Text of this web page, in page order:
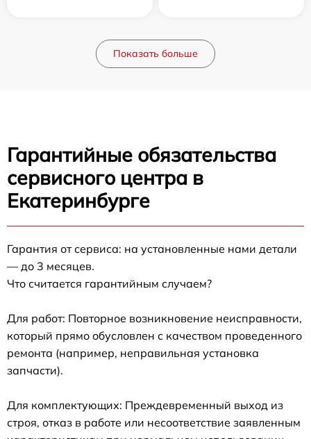
Показать больше
Гарантийные обязательства
сервисного центра в
Екатеринбурге
Гарантия от сервиса: на установленные нами детали
— до 3 месяцев.
Что считается гарантийным случаем?
Для работ: Повторное возникновение неисправности,
который прямо обусловлен с качеством проведенного
ремонта (например, неправильная установка
запчасти).
Для комплектующих: Преждевременный выход из
строя, отказ в работе или несоответствие заявленным